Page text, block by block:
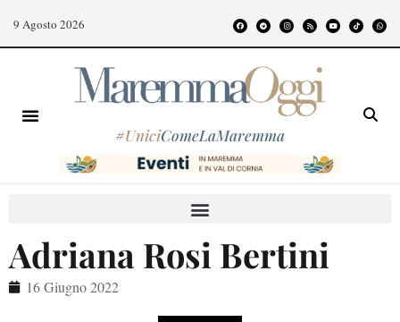
9 Agosto 2026
#UniciComeLaMaremma
Adriana Rosi Bertini
16 Giugno 2022